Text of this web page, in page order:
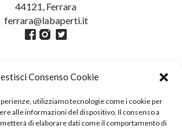
Consenso Cookie
utilizziamo tecnologie come i cookie per
alle informazioni del dispositivo. Il consenso a
di elaborare dati come il comportamento di
44121, Ferrara
ferrara@labaperti.it